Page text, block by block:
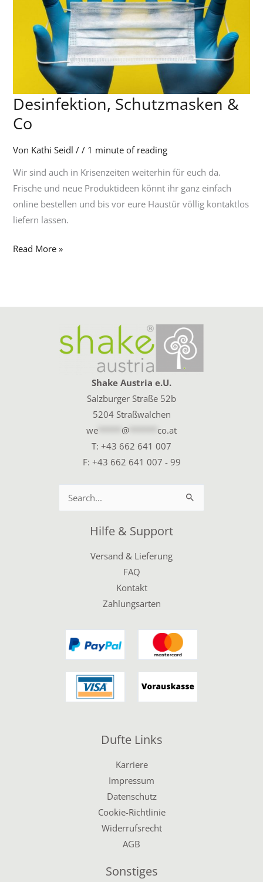
Desinfektion, Schutzmasken &
Co
Von Kathi Seidl// 1 minute of reading
Wir sind auch in Krisenzeiten weiterhin für euch da.
Frische und neue Produktideen könnt ihr ganz einfach
online bestellen und bis vor eure Haustür völlig kontaktlos
liefern lassen.
Desinfektion,
Schutzmasken
&
Co
Read More »
Shake Austria e.U.
Salzburger Straße 52b
5204 Straßwalchen
we
@
co.at
T: +43 662 641 007
F: +43 662 641 007 - 99
Suchen
Hilfe & Support
Versand & Lieferung
FAQ
Kontakt
Zahlungsarten
Dufte Links
Karriere
Impressum
Datenschutz
Cookie-Richtlinie
Widerrufsrecht
AGB
Sonstiges